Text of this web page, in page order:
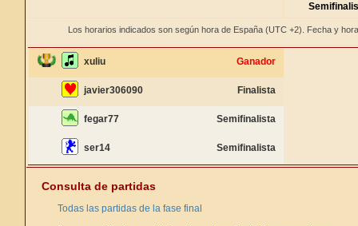
Los horarios indicados son según hora de España (UTC +2). Fecha y
xuliu Ganador
javier306090 Finalista
fegar77 Semifinalista
ser14 Semifinalista
Consulta de partidas
Todas las partidas de la fase final